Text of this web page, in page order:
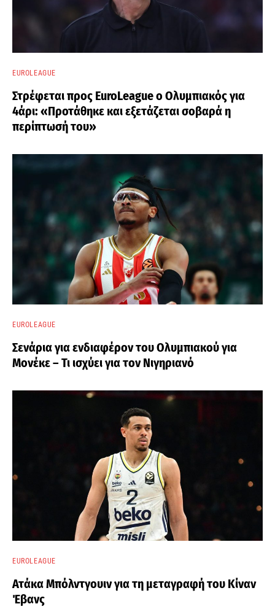
EUROLEAGUE
Στρέφεται προς EuroLeague ο Ολυμπιακός για
4άρι: «Προτάθηκε και εξετάζεται σοβαρά η
περίπτωσή του»
EUROLEAGUE
Σενάρια για ενδιαφέρον του Ολυμπιακού για
Μονέκε – Τι ισχύει για τον Νιγηριανό
EUROLEAGUE
Ατάκα Μπόλντγουιν για τη μεταγραφή του Κίναν
Έβανς